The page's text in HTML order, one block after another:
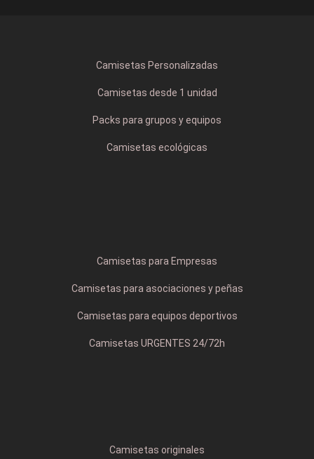
Camisetas Personalizadas
Camisetas desde 1 unidad
Packs para grupos y equipos
Camisetas ecológicas
Camisetas para Empresas
Camisetas para asociaciones y peñas
Camisetas para equipos deportivos
Camisetas URGENTES 24/72h
Camisetas originales